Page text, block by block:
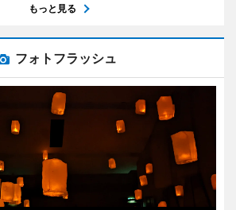
もっと見る
フォトフラッシュ